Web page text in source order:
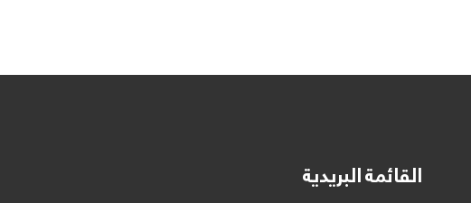
القائمة البريدية